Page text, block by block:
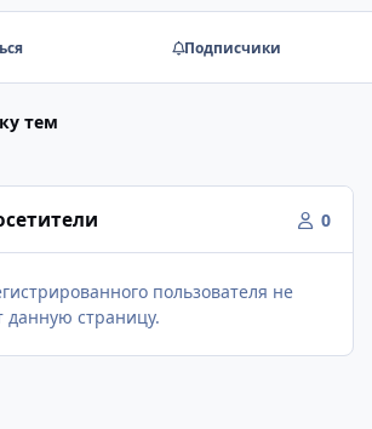
Подписчики
тем
0
пользователя не
данную страницу.